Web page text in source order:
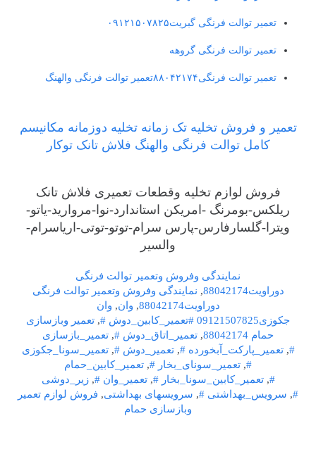
تعمیر توالت فرنگی گبریت۰۹۱۲۱۵۰۷۸۲۵
تعمیر توالت فرنگی گروهه
تعمیر توالت فرنگی۸۸۰۴۲۱۷۴تعمیر توالت فرنگی والهنگ
تعمیر و فروش تخلیه تک زمانه تخلیه دوزمانه مکانیسم
کامل توالت فرنگی والهنگ فلاش تانک توکار
فروش لوازم تخلیه وقطعات تعمیری فلاش تانک
ریلکس-بومرنگ -امریکن استاندارد-نوا-مروارید-یاتو-
ویترا-گلسارفارس-پارس سرام-توتو-توتی-اریاسرام-
والسیر
نمایندگی وفروش وتعمیر توالت فرنگی
دوراویت88042174
, نمایندگی وفروش وتعمیر توالت فرنگی
دوراویت88042174
, وان, وان
جکوزی09121507825
#تعمیر_کابین_دوش #, تعمیر وبازسازی
حمام 88042174
, تعمیر_اتاق_دوش #, تعمیر_بازسازی
#
,تعمیر_پارکت_آبخورده #,تعمیر_دوش #,تعمیر_سونا_جکوزی
#
, تعمیر_سونای_بخار #, تعمیر_کابین_حمام
#
,تعمیر_کابین_سونا_بخار #,تعمیر_وان #,زیر_دوشی
#
, سرویس_بهداشتی #, سرویسهای بهداشتی, فروش لوازم تعمیر
وبازسازی حمام